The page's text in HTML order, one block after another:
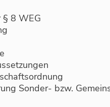
8 WEG
Sonder- bzw.